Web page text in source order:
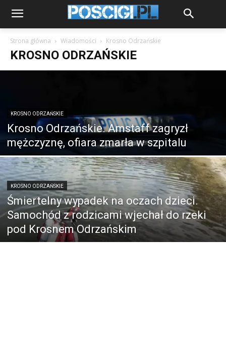
Strona główna Wiadomości Krosno Odrzańskie
KROSNO ODRZAŃSKIE
KROSNO ODRZAŃSKIE
Krosno Odrzańskie. Amstaff zagryzł
mężczyznę, ofiara zmarła w szpitalu
KROSNO ODRZAŃSKIE
Śmiertelny wypadek na oczach dzieci.
Samochód z rodzicami wjechał do rzeki
pod Krosnem Odrzańskim